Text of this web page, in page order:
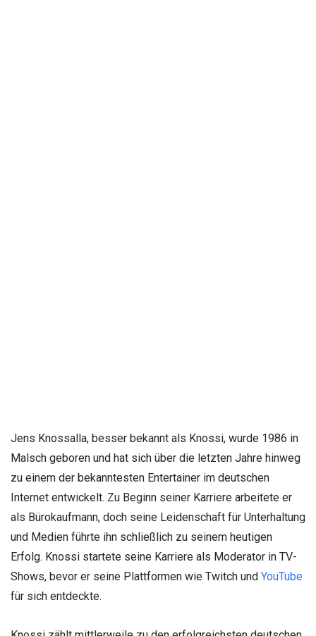
Jens Knossalla, besser bekannt als Knossi, wurde 1986 in
Malsch geboren und hat sich über die letzten Jahre hinweg
zu einem der bekanntesten Entertainer im deutschen
Internet entwickelt. Zu Beginn seiner Karriere arbeitete er
als Bürokaufmann, doch seine Leidenschaft für Unterhaltung
und Medien führte ihn schließlich zu seinem heutigen
Erfolg. Knossi startete seine Karriere als Moderator in TV-
Shows, bevor er seine Plattformen wie Twitch und YouTube
für sich entdeckte.